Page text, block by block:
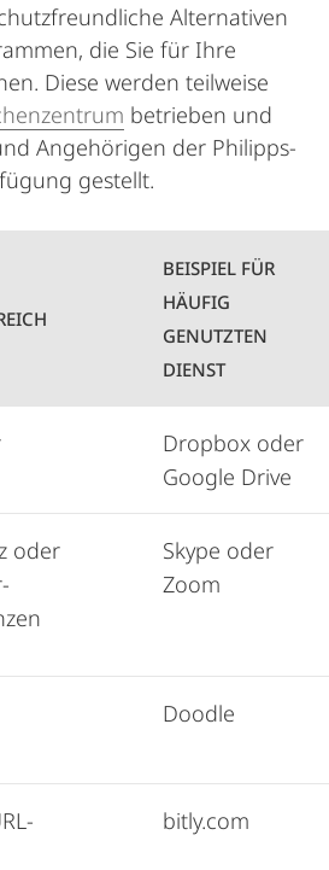
Alternativen
die Sie für Ihre
Diese werden teilweise
betrieben und
Angehörigen der Philipps-
gestellt.
BEISPIEL FÜR
HÄUFIG­
GENUTZTEN
DIENST
Dropbox oder
Google Drive
oder
Skype oder
Zoom
Doodle
bitly.com